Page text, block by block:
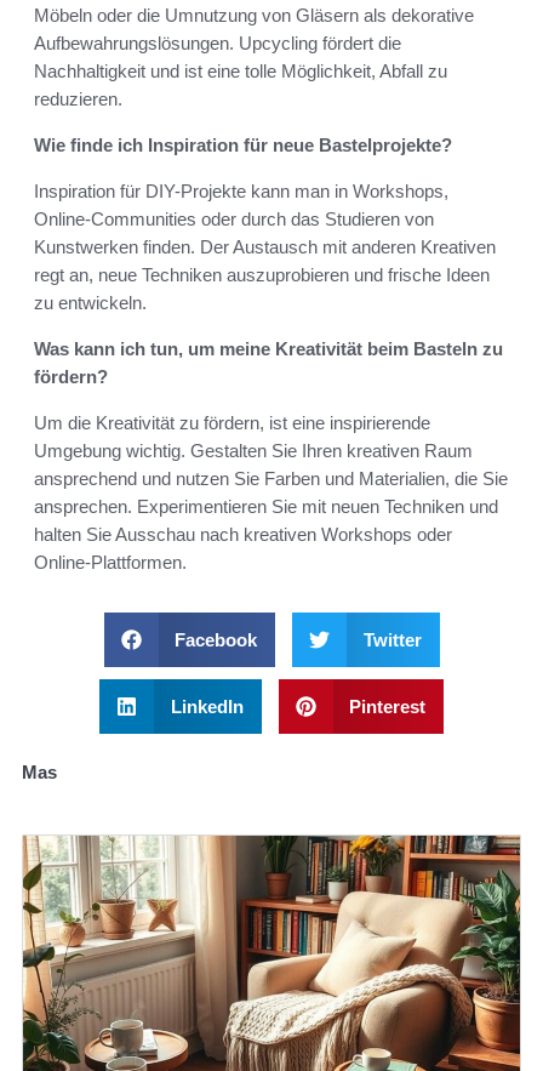
Möbeln oder die Umnutzung von Gläsern als dekorative
Aufbewahrungslösungen. Upcycling fördert die
Nachhaltigkeit und ist eine tolle Möglichkeit, Abfall zu
reduzieren.
Wie finde ich Inspiration für neue Bastelprojekte?
Inspiration für DIY-Projekte kann man in Workshops,
Online-Communities oder durch das Studieren von
Kunstwerken finden. Der Austausch mit anderen Kreativen
regt an, neue Techniken auszuprobieren und frische Ideen
zu entwickeln.
Was kann ich tun, um meine Kreativität beim Basteln zu
fördern?
Um die Kreativität zu fördern, ist eine inspirierende
Umgebung wichtig. Gestalten Sie Ihren kreativen Raum
ansprechend und nutzen Sie Farben und Materialien, die Sie
ansprechen. Experimentieren Sie mit neuen Techniken und
halten Sie Ausschau nach kreativen Workshops oder
Online-Plattformen.
Facebook Twitter
LinkedIn Pinterest
Mas